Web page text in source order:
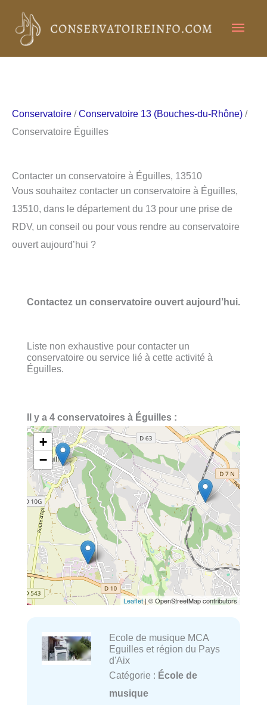
contenu
Conservatoire /Conservatoire 13 (Bouches-du-Rhône) /
Conservatoire Éguilles
Contacter un conservatoire à Éguilles, 13510
Vous souhaitez contacter un conservatoire à Éguilles,
13510, dans le département du 13 pour une prise de
RDV, un conseil ou pour vous rendre au conservatoire
ouvert aujourd’hui ?
Contactez un conservatoire ouvert aujourd’hui.
Liste non exhaustive pour contacter un
conservatoire ou service lié à cette activité à
Éguilles.
Il y a 4 conservatoires à Éguilles :
+
−
Leaflet| © OpenStreetMap contributors
Ecole de musique MCA
Eguilles et région du Pays
d'Aix
Catégorie : École de
musique